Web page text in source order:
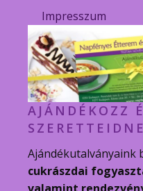
Impresszum
AJÁNDÉKOZZ
Ajándékutalványaink
cukrászdai